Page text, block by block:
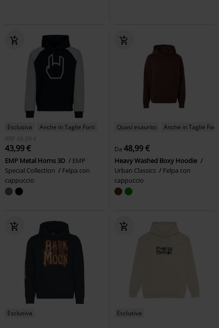
Esclusiva
Anche in Taglie Forti
RRP
49,99 €
43,99 €
EMP Metal Horns 3D
EMP
Special Collection
Felpa con
cappuccio
Quasi esaurito Anche in Taglie Forti
Da 48,99 €
Heavy Washed Boxy Hoodie
Urban Classics
Felpa con
cappuccio
Esclusiva Esclusiva